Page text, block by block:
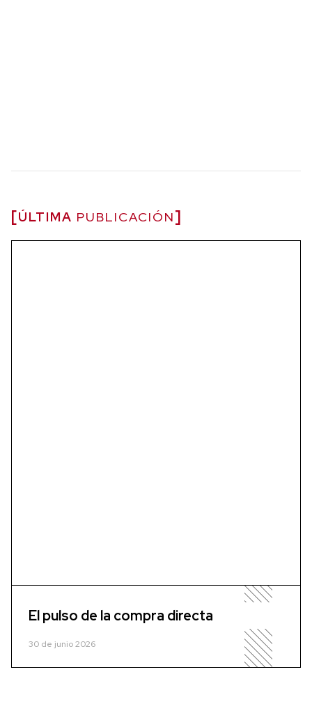
ÚLTIMA PUBLICACIÓN
El pulso de la compra directa
30 de junio 2026